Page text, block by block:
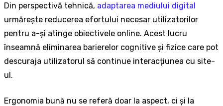
Din perspectivă tehnică, adaptarea mediului digital
urmărește reducerea efortului necesar utilizatorilor
pentru a-și atinge obiectivele online. Acest lucru
înseamnă eliminarea barierelor cognitive și fizice care pot
descuraja utilizatorul să continue interacțiunea cu site-
ul.
Ergonomia bună nu se referă doar la aspect, ci și la